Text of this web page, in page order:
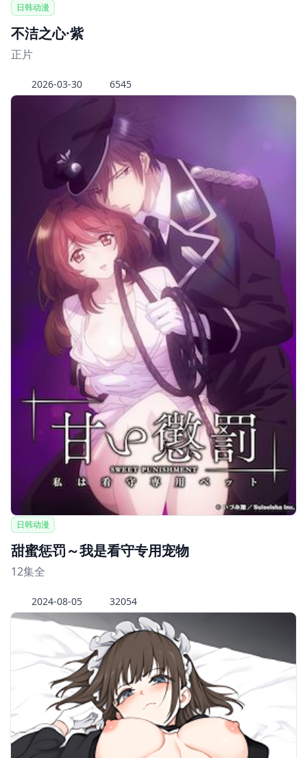
日韩动漫
不洁之心·紫
正片
2026-03-30 6545
日韩动漫
甜蜜惩罚～我是看守专用宠物
12集全
2024-08-05 32054